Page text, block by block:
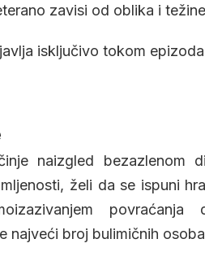
zavisi od oblika i
isključivo tokom
naizgled bezazlenom
želi da se ispuni
povraćanja
najveći broj bulimičnih